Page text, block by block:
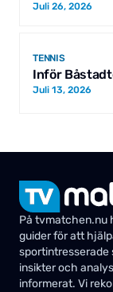
Juli 26, 2026
TENNIS
Inför
Juli 13, 2026
På tvmatchen.nu
guider för att
sportintresserade
insikter och
informerat. Vi